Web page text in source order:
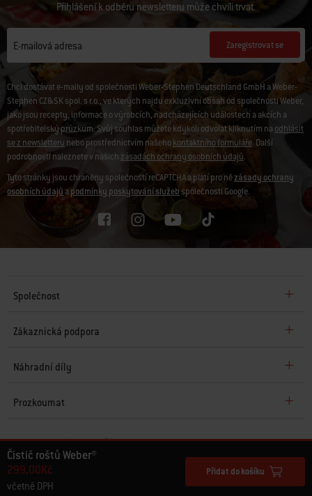
Čistič roštů Weber®
299,00Kč
včetně DPH
Přidat do košíku
Přihlášení k odběru newsletteru může chvíli trvat.
E-mailová adresa Zaregistrovat se
Chci dostávat e-maily od společnosti Weber-Stephen Deutschland GmbH a Weber-
Stephen CZ&SK spol. s r.o., ve kterých najdu exkluzivní obsah od společnosti Weber,
jako jsou recepty, informace o výrobcích, nadcházejících událostech a akcích a
spotřebitelský průzkum. Svůj souhlas můžete kdykoli odvolat kliknutím na odhlásit
se z newsletteru nebo prostřednictvím našehokontaktního formuláře. Další
podrobnosti naleznete v našich zásadách ochrany osobních údajů.
Tyto stránky jsou chráněny společností reCAPTCHA a platí pro nězásady ochrany
osobních údajů apodmínky poskytování služebspolečnosti Google.
Společnost
Zákaznická podpora
Náhradní díly
Prozkoumat
© 2026 Weber. Všechna práva vyhrazena.